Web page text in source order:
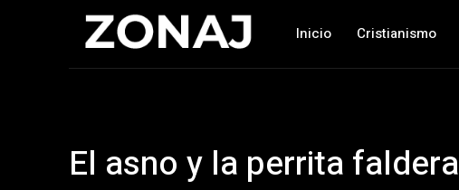
Inicio Cristianismo
El asno y la perrita faldera